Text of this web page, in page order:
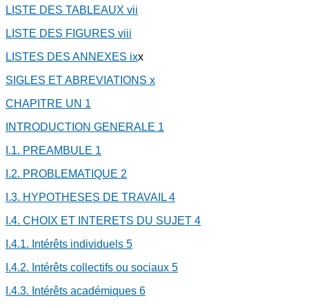
LISTE DES TABLEAUX vii
LISTE DES FIGURES viii
LISTES DES ANNEXES ixx
SIGLES ET ABREVIATIONS x
CHAPITRE UN 1
INTRODUCTION GENERALE 1
I.1. PREAMBULE 1
I.2. PROBLEMATIQUE 2
I.3. HYPOTHESES DE TRAVAIL 4
I.4. CHOIX ET INTERETS DU SUJET 4
I.4.1. Intérêts individuels 5
I.4.2. Intérêts collectifs ou sociaux 5
I.4.3. Intérêts académiques 6